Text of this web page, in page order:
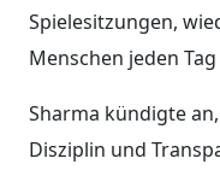
Spielesitzungen,
Menschen jeden
Sharma kündigte
Disziplin und